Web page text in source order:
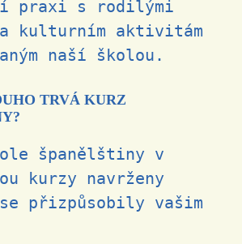
praxi s rodilými
kulturním aktivitám
naší školou.
TRVÁ KURZ
španělštiny v
kurzy navrženy
přizpůsobily vašim